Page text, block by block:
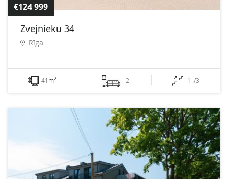
€124 999
Zvejnieku 34
Rīga
41m2 2 1 ./3